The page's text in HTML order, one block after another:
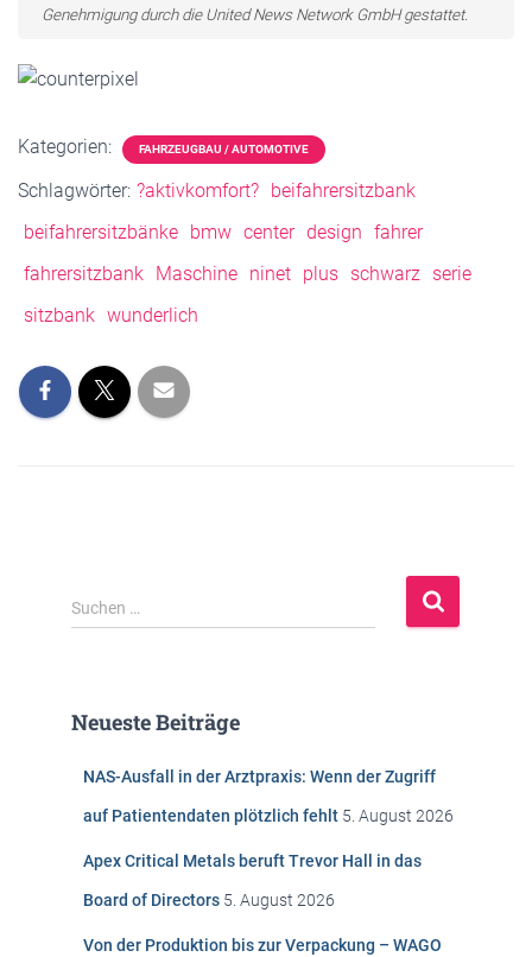
Genehmigung durch die United News Network GmbH gestattet.
Kategorien: FAHRZEUGBAU / AUTOMOTIVE
Schlagwörter: ?aktivkomfort?
beifahrersitzbank
beifahrersitzbänke
bmw center design fahrer
fahrersitzbank
Maschine ninet plus schwarz serie
sitzbank wunderlich
S
u
n
Suchen …
Neueste Beiträge
NAS-Ausfall in der Arztpraxis: Wenn der Zugriff
auf Patientendaten plötzlich fehlt 5. August 2026
Apex Critical Metals beruft Trevor Hall in das
Board of Directors 5. August 2026
Von der Produktion bis zur Verpackung – WAGO